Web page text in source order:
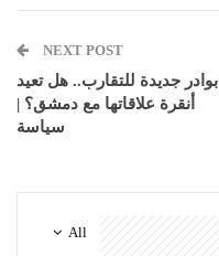
NEXT POST
بوادر جديدة للتقارب.. هل تعيد
أنقرة علاقاتها مع دمشق؟ |
سياسة
All